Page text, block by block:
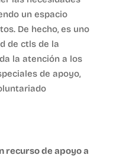
un espacio
De hecho, es uno
de ctls de la
la atención a los
de apoyo,
recurso de apoyo a